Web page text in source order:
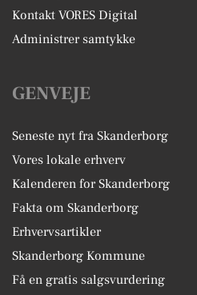
Kontakt VORES Digital
Administrer samtykke
GENVEJE
Seneste nyt fra Skanderborg
Vores lokale erhverv
Kalenderen for Skanderborg
Fakta om Skanderborg
Erhvervsartikler
Skanderborg Kommune
Få en gratis salgsvurdering